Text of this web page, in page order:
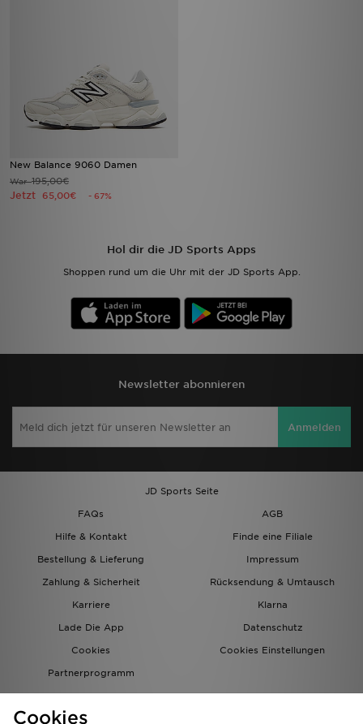
New Balance 9060 Damen
War195,00€
Jetzt 65,00€ - 67%
Hol dir die JD Sports Apps
Shoppen rund um die Uhr mit der JD Sports App.
Newsletter abonnieren
Anmelden
JD Sports Seite
FAQs
AGB
Hilfe & Kontakt
Finde eine Filiale
Bestellung & Lieferung
Impressum
Zahlung & Sicherheit
Rücksendung & Umtausch
Karriere
Klarna
Lade Die App
Datenschutz
Cookies
Cookies Einstellungen
Partnerprogramm
Cookies